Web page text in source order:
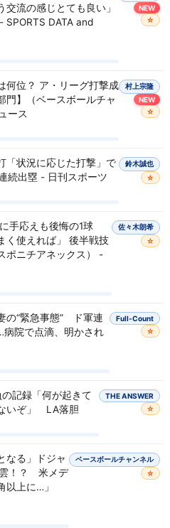
流の感じとても良い」
SPORTS DATA and
NEW
☆
何位？ ア・リーグ打撃成
門】（ベースボールチャ
ース
村上宗隆
NEW
☆
「状況に応じた打撃」で
続出塁 - 日刊スポーツ
鈴木誠也
☆
手応えも後悔の1球
く使えれば」 後半戦技
ポニチアネックス） -
佐々木朗希
☆
の“緊急事態” ド軍連
院で点滴、明かされ
Full-Count
☆
記録「何が起きて
いぞ」 LA落胆
THE ANSWER
☆
なる」ドジャ
！？ 米メデ
以上に…」
ベースボールチャンネル
☆